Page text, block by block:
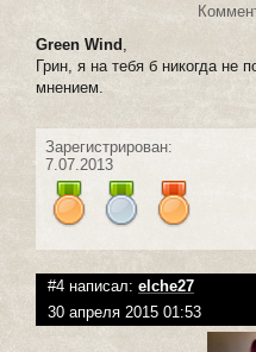
Green Wind
Грин, я на тебя б никогда не
мнением.
Зарегистрирован:
7.07.2013
#4 написал: elche27
30 апреля 2015 01:53